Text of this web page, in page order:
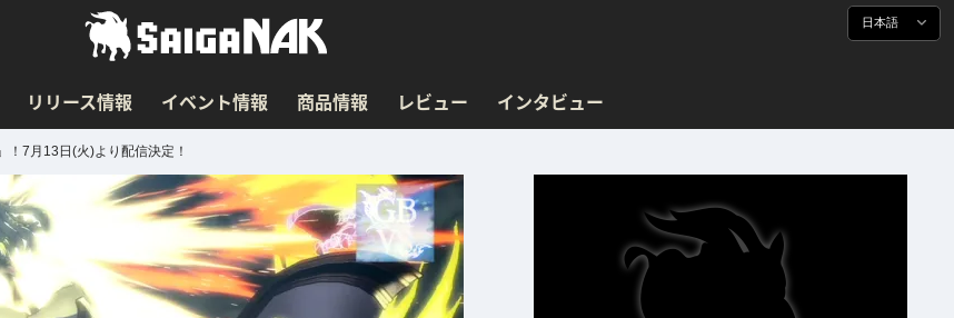
日本語
リリース情報 イベント情報 商品情報 レビュー インタビュー
7月13日(火)より配信決定！